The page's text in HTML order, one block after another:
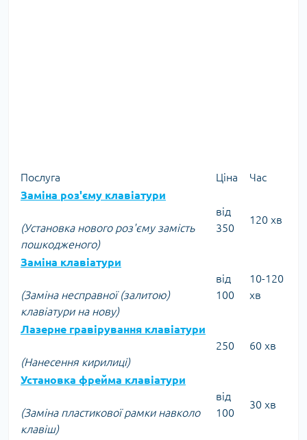
Послуга Ціна
Час
Заміна роз'єму клавіатури
(Установка нового роз'єму замість
пошкодженого)
від
350
120 хв
Заміна клавіатури
(Заміна несправної (залитою)
клавіатури на нову)
від
100
10-120
хв
Лазерне гравірування клавіатури
(Нанесення кирилиці)
250 60 хв
Установка фрейма клавіатури
(Заміна пластикової рамки навколо
клавіш)
від
100
30 хв